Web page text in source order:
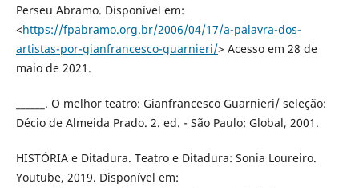
Perseu Abramo. Disponível em:
<https://fpabramo.org.br/2006/04/17/a-palavra-dos-
artistas-por-gianfrancesco-guarnieri/> Acesso em 28 de
maio de 2021.
______. O melhor teatro: Gianfrancesco Guarnieri/ seleção:
Décio de Almeida Prado. 2. ed. - São Paulo: Global, 2001.
HISTÓRIA e Ditadura. Teatro e Ditadura: Sonia Loureiro.
Youtube, 2019. Disponível em: